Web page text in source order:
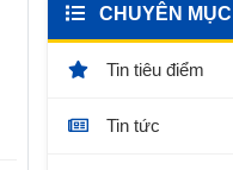
CHUYÊN MỤC
Tin tiêu điểm
Tin tức